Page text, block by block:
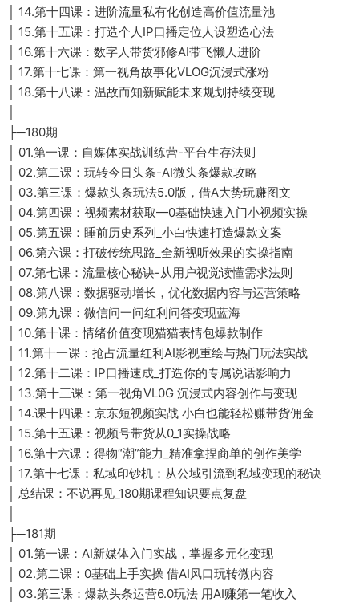
│ 14.第十四课：进阶流量私有化创造高价值流量池
│ 15.第十五课：打造个人IP口播定位人设塑造心法
│ 16.第十六课：数字人带货邪修AI带飞懒人进阶
│ 17.第十七课：第一视角故事化VLOG沉浸式涨粉
│ 18.第十八课：温故而知新赋能未来规划持续变现
├─180期
│ 01.第一课：自媒体实战训练营-平台生存法则
│ 02.第二课：玩转今日头条-AI微头条爆款攻略
│ 03.第三课：爆款头条玩法5.0版，借A大势玩赚图文
│ 04.第四课：视频素材获取—0基础快速入门小视频实操
│ 05.第五课：睡前历史系列_小白快速打造爆款文案
│ 06.第六课：打破传统思路_全新视听效果的实操指南
│ 07.第七课：流量核心秘诀-从用户视觉读懂需求法则
│ 08.第八课：数据驱动增长，优化数据内容与运营策略
│ 09.第九课：微信问一问红利问答变现蓝海
│ 10.第十课：情绪价值变现猫猫表情包爆款制作
│ 11.第十一课：抢占流量红利AI影视重绘与热门玩法实战
│ 12.第十二课：IP口播速成_打造你的专属说话影响力
│ 13.第十三课：第一视角VL0G 沉浸式内容创作与变现
│ 14.课十四课：京东短视频实战 小白也能轻松赚带货佣金
│ 15.第十五课：视频号带货从0_1实操战略
│ 16.第十六课：得物“潮”能力_精准拿捏商单的创作美学
│ 17.第十七课：私域印钞机：从公域引流到私域变现的秘诀
│ 总结课：不说再见_180期课程知识要点复盘
├─181期
│ 01.第一课：AI新媒体入门实战，掌握多元化变现
│ 02.第二课：0基础上手实操 借AI风口玩转微内容
│ 03.第三课：爆款头条运营6.0玩法 用AI赚第一笔收入